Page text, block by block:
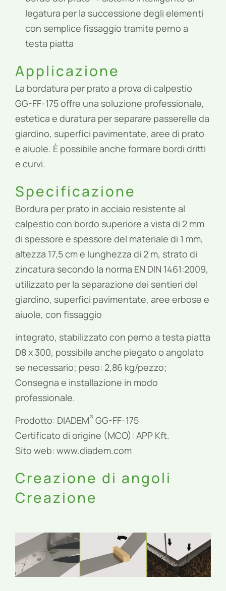
legatura per la successione degli elementi
con semplice fissaggio tramite perno a
testa piatta
Applicazione
La bordatura per prato a prova di calpestio
GG-FF-175 offre una soluzione professionale,
estetica e duratura per separare passerelle da
giardino, superfici pavimentate, aree di prato
e aiuole. È possibile anche formare bordi dritti
e curvi.
Specificazione
Bordura per prato in acciaio resistente al
calpestio con bordo superiore a vista di 2 mm
di spessore e spessore del materiale di 1 mm,
altezza 17,5 cm e lunghezza di 2 m, strato di
zincatura secondo la norma EN DIN 1461:2009,
utilizzato per la separazione dei sentieri del
giardino, superfici pavimentate, aree erbose e
aiuole, con fissaggio
integrato, stabilizzato con perno a testa piatta
D8 x 300, possibile anche piegato o angolato
se necessario; peso: 2,86 kg/pezzo;
Consegna e installazione in modo
professionale.
Prodotto: DIADEM® GG-FF-175
Certificato di origine (MCO): APP Kft.
Sito web: www.diadem.com
Creazione di angoli
Creazione